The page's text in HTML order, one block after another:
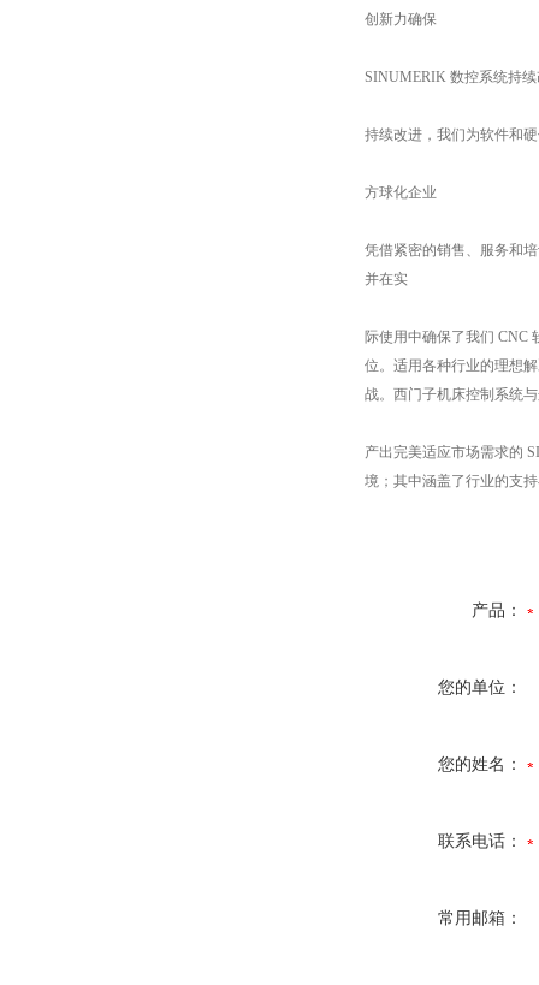
创新力确保
SINUMERIK 数控系统持
持续改进，我们为软件和
方球化企业
凭借紧密的销售、服务和
并在实
际使用中确保了我们 CNC
位。适用各种行业的理想
战。西门子机床控制系统
产出完美适应市场需求的
境；其中涵盖了行业的支
产品：
您的单位：
您的姓名：
联系电话：
常用邮箱：